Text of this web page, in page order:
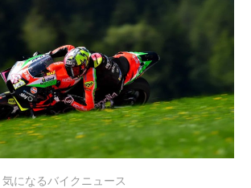
気になるバイクニュース